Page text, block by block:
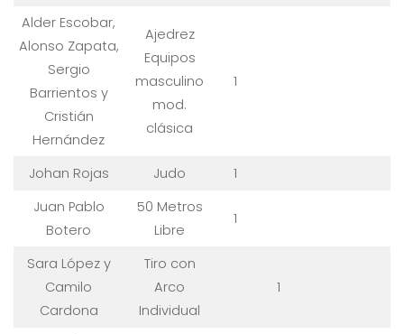
Alder Escobar,
Alonso Zapata,
Sergio
Barrientos y
Cristián
Hernández
Ajedrez
Equipos
masculino
mod.
clásica
1
Johan Rojas Judo
1
Juan Pablo
Botero
50 Metros
Libre
1
Sara López y
Camilo
Cardona
Tiro con
Arco
Individual
1